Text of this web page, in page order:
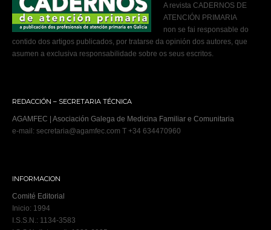
A revista CADERNOS DE
ATENCIÓN PRIMARIA
non se fai responsable do
contido dos artigos publicados, por tratarse da opinión dos autores, que
asumen a exclusiva responsabilidade sobre os seus escritos.
REDACCIÓN – SECRETARIA TÉCNICA
AGAMFEC | Asociación Galega de Medicina Familiar e Comunitaria
e-mail: secretaria@agamfec.com T +34 634470960
INFORMACION
Comité Editorial
Inicio: 1994
I.S.S.N.: 1134-3583